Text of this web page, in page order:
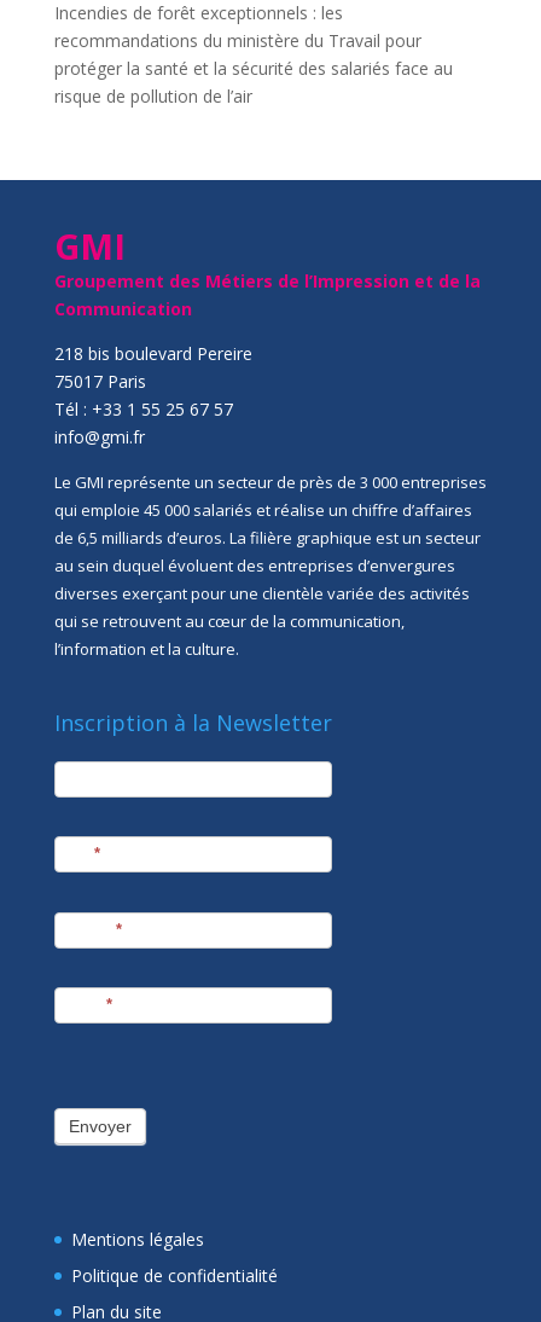
Incendies de forêt exceptionnels : les
recommandations du ministère du Travail pour
protéger la santé et la sécurité des salariés face au
risque de pollution de l’air
GMI
Groupement des Métiers de l’Impression et de la
Communication
218 bis boulevard Pereire
75017 Paris
Tél : +33 1 55 25 67 57
info@gmi.fr
Le GMI représente un secteur de près de 3 000 entreprises
qui emploie 45 000 salariés et réalise un chiffre d’affaires
de 6,5 milliards d’euros. La filière graphique est un secteur
au sein duquel évoluent des entreprises d’envergures
diverses exerçant pour une clientèle variée des activités
qui se retrouvent au cœur de la communication,
l’information et la culture.
Inscription à la Newsletter
newsletter
*
*
*
Envoyer
Mentions légales
Politique de confidentialité
Plan du site